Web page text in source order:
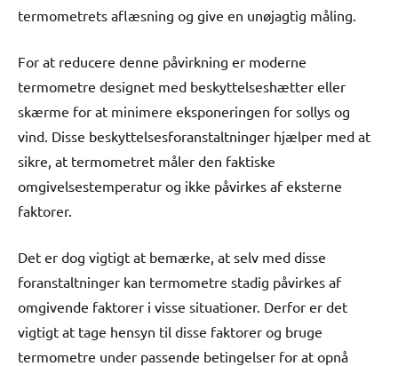
termometrets aflæsning og give en unøjagtig måling.
For at reducere denne påvirkning er moderne
termometre designet med beskyttelseshætter eller
skærme for at minimere eksponeringen for sollys og
vind. Disse beskyttelsesforanstaltninger hjælper med at
sikre, at termometret måler den faktiske
omgivelsestemperatur og ikke påvirkes af eksterne
faktorer.
Det er dog vigtigt at bemærke, at selv med disse
foranstaltninger kan termometre stadig påvirkes af
omgivende faktorer i visse situationer. Derfor er det
vigtigt at tage hensyn til disse faktorer og bruge
termometre under passende betingelser for at opnå